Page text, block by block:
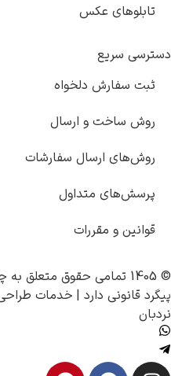
تابلوهای عکس
دسترسی سریع
ثبت سفارش دلخواه
روش ساخت و ارسال
روش‌های ارسال سفارشات
پرسش‌های متداول
قوانین و مقررات
© 1405 تمامی حقوق متعلق به
پیگرد قانونی دارد | خدمات
نردبان